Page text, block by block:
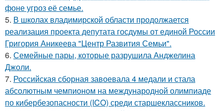
фоне угроз её семье.
5. В школах владимирской области продолжается
реализация проекта депутата госдумы от единой России
Григория Аникеева "Центр Развития Семьи".
6. Семейные пары, которые разрушила Анджелина
Джоли.
7. Российская сборная завоевала 4 медали и стала
абсолютным чемпионом на международной олимпиаде
по кибербезопасности (ICO) среди старшеклассников.